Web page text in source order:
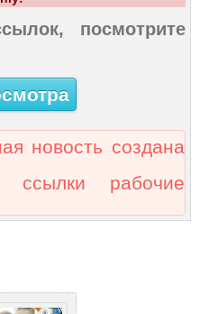
посмотрите
новость создана
ссылки рабочие